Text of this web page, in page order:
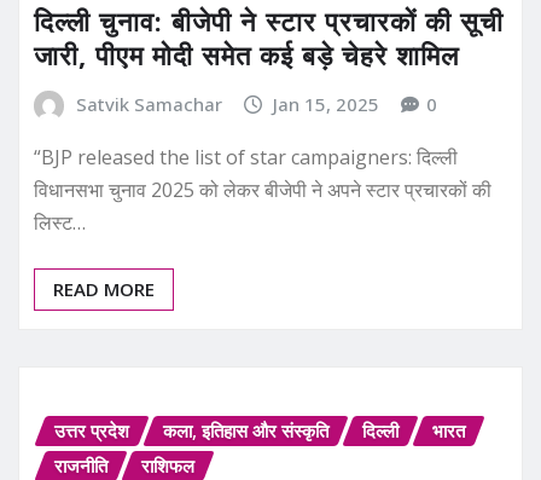
दिल्ली चुनाव: बीजेपी ने स्टार प्रचारकों की सूची
जारी, पीएम मोदी समेत कई बड़े चेहरे शामिल
Satvik Samachar Jan 15, 2025 0
“BJP released the list of star campaigners: दिल्ली
विधानसभा चुनाव 2025 को लेकर बीजेपी ने अपने स्टार प्रचारकों की
लिस्ट…
READ MORE
उत्तर प्रदेश कला, इतिहास और संस्कृति दिल्ली
भारत
राजनीति
राशिफल